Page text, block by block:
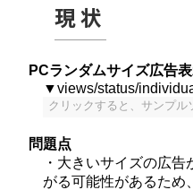
現状
PCランダムサイズ広告
▼views/status/
クリックすると、サンプ
問題点
・大きいサイズの広
がる可能性があるため